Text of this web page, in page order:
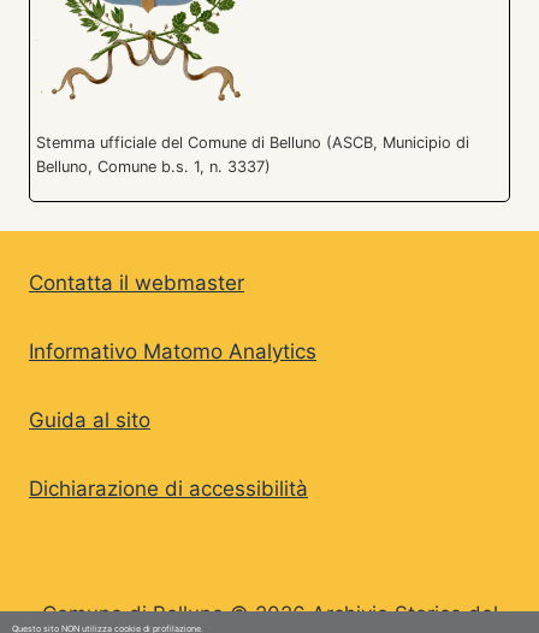
Stemma ufficiale del Comune di Belluno (ASCB, Municipio di
Belluno, Comune b.s. 1, n. 3337)
Contatta il webmaster
Informativo Matomo Analytics
Guida al sito
Dichiarazione di accessibilità
Comune di Belluno © 2026 Archivio Storico del
Questo sito NON utilizza cookie di profilazione.